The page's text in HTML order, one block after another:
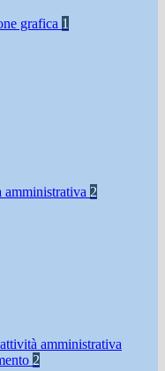
grafica 1
amministrativa 2
amministrativa
2